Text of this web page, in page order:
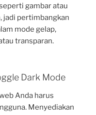
gambar atau
jadi pertimbangkan
mode gelap,
transparan.
Dark Mode
Anda harus
Menyediakan